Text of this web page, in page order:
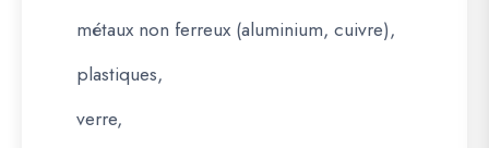
métaux non ferreux (aluminium, cuivre),
plastiques,
verre,